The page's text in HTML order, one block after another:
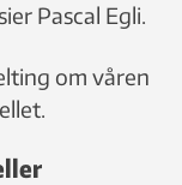
Pascal Egli.
om våren